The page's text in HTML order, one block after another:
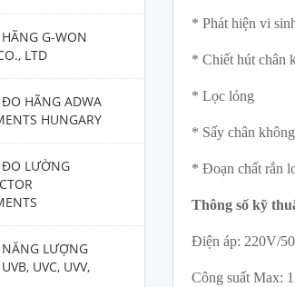
G-WON
LTD
HÃNG ADWA
HUNGARY
ĐO LƯỜNG
LƯỢNG
UVC, UVV,
* Phát hiện vi
* Chiết hút chân
* Lọc lỏng
* Sấy chân không
* Đoạn chất rắn
Thông số kỹ
Điện áp: 220V/
Công suất Max: